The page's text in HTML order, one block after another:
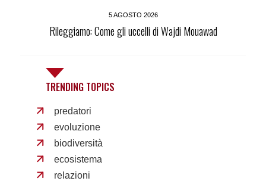
5 AGOSTO 2026
Rileggiamo: Come gli uccelli di Wajdi Mouawad
TRENDING TOPICS
predatori
evoluzione
biodiversità
ecosistema
relazioni